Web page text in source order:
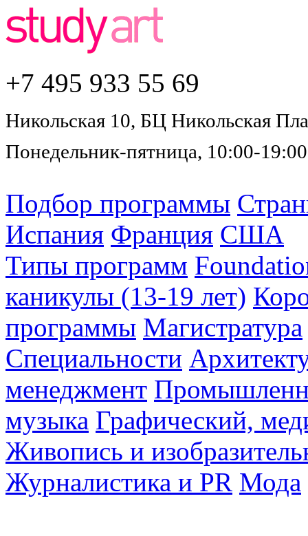
+7 495 933 55 69
Никольская 10, БЦ Никольская
Понедельник-пятница, 10:00-19:00
Подбор программы
Испания Франция США
Типы программ
каникулы (13-19 лет)
программы Магистратура
Специальности
менеджмент
музыка Графический,
Живопись и
Журналистика и PR Мода